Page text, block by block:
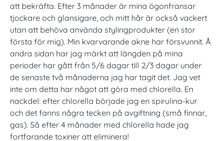
att bekräfta. Efter 3 månader är mina ögonfransar
tjockare och glansigare, och mitt hår är också vackert
utan att behöva använda stylingprodukter (en stor
första för mig). Min kvarvarande akne har försvunnit. Å
andra sidan har jag märkt att längden på mina
perioder har gått från 5/6 dagar till 2/3 dagar under
de senaste två månaderna jag har tagit det. Jag vet
inte om detta har något att göra med chlorella. En
nackdel: efter chlorella började jag en spirulina-kur
och det fanns några tecken på avgiftning (små finnar,
gas). Så efter 4 månader med chlorella hade jag
fortfarande toxiner att eliminera!